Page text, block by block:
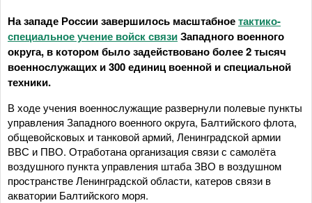
На западе России завершилось масштабноетактико-
специальное учение войск связиЗападного военного
округа, в котором было задействовано более 2 тысяч
военнослужащих и 300 единиц военной и специальной
техники.
В ходе учения военнослужащие развернули полевые пункты
управления Западного военного округа, Балтийского флота,
общевойсковых и танковой армий, Ленинградской армии
ВВС и ПВО. Отработана организация связи с самолёта
воздушного пункта управления штаба ЗВО в воздушном
пространстве Ленинградской области, катеров связи в
акватории Балтийского моря.